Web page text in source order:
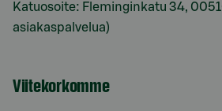
Katuosoite: Fleminginkatu 34,
asiakaspalvelua)
Viitekorkomme